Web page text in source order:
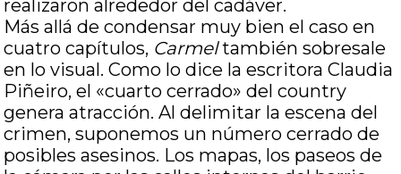
realizaron alrededor del cadáver.
Más allá de condensar muy bien el caso en
cuatro capítulos, Carmeltambién sobresale
en lo visual. Como lo dice la escritora Claudia
Piñeiro, el «cuarto cerrado» del country
genera atracción. Al delimitar la escena del
crimen, suponemos un número cerrado de
posibles asesinos. Los mapas, los paseos de